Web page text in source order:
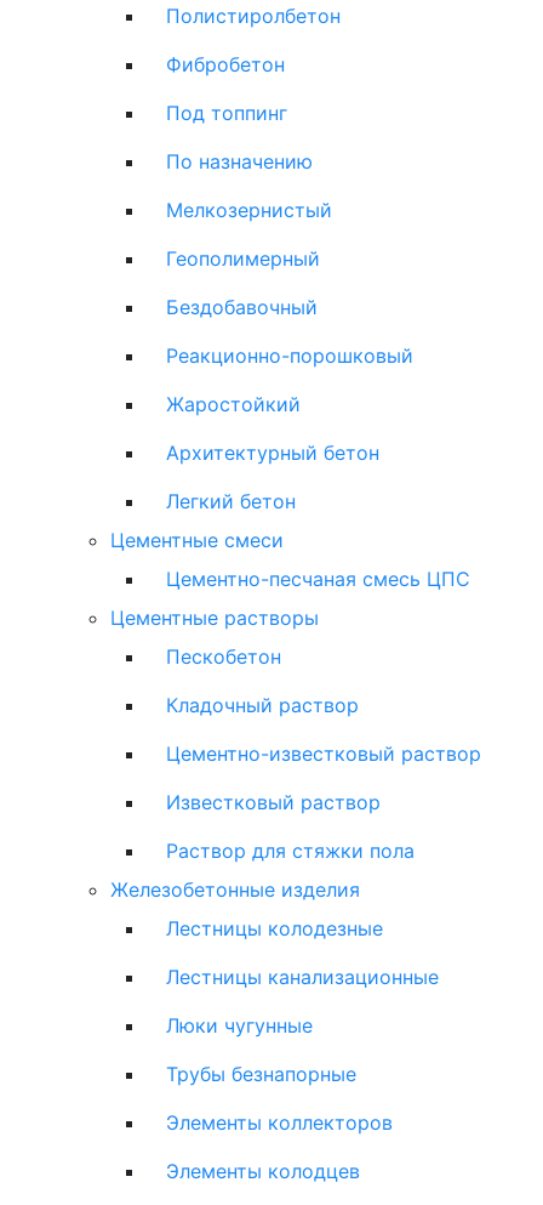
Полистиролбетон
Фибробетон
Под топпинг
По назначению
Мелкозернистый
Геополимерный
Бездобавочный
Реакционно-порошковый
Жаростойкий
Архитектурный бетон
Легкий бетон
Цементные смеси
Цементно-песчаная смесь ЦПС
Цементные растворы
Пескобетон
Кладочный раствор
Цементно-известковый раствор
Известковый раствор
Раствор для стяжки пола
Железобетонные изделия
Лестницы колодезные
Лестницы канализационные
Люки чугунные
Трубы безнапорные
Элементы коллекторов
Элементы колодцев